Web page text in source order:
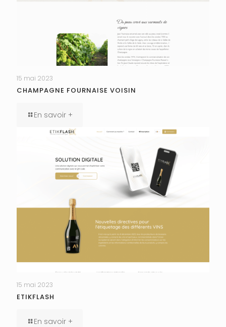
15 mai 2023
CHAMPAGNE FOURNAISE VOISIN
En savoir +
15 mai 2023
ETIKFLASH
En savoir +